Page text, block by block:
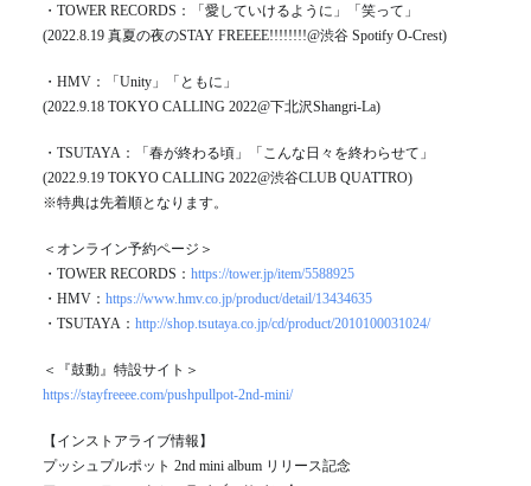
・TOWER RECORDS：「愛していけるように」「笑って」
(2022.8.19 真夏の夜のSTAY FREEEE!!!!!!!!@渋谷 Spotify O-Crest)
・HMV：「Unity」「ともに」
(2022.9.18 TOKYO CALLING 2022@下北沢Shangri-La)
・TSUTAYA：「春が終わる頃」「こんな日々を終わらせて」
(2022.9.19 TOKYO CALLING 2022@渋谷CLUB QUATTRO)
※特典は先着順となります。
＜オンライン予約ページ＞
・TOWER RECORDS： https://tower.jp/item/5588925
・HMV： https://www.hmv.co.jp/product/detail/13434635
・TSUTAYA： http://shop.tsutaya.co.jp/cd/product/2010100031024/
＜『鼓動』特設サイト＞
https://stayfreeee.com/pushpullpot-2nd-mini/
【インストアライブ情報】
プッシュプルポット 2nd mini album リリース記念